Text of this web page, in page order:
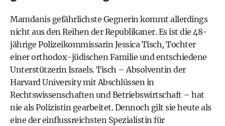
Mamdanis gefährlichste Gegnerin kommt allerdings
nicht aus den Reihen der Republikaner. Es ist die 48-
jährige Polizeikommissarin Jessica Tisch, Tochter
einer orthodox-jüdischen Familie und entschiedene
Unterstützerin Israels. Tisch – Absolventin der
Harvard University mit Abschlüssen in
Rechtswissenschaften und Betriebswirtschaft – hat
nie als Polizistin gearbeitet. Dennoch gilt sie heute als
eine der einflussreichsten Spezialistin für